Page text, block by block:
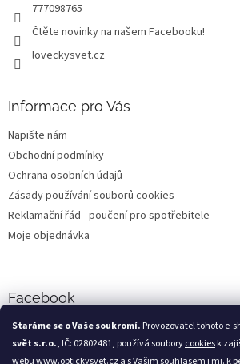
Staráme se o Vaše soukromí. Provozovatel tohoto e-
svět s.r.o., IČ: 02802481, používá souborycookiesk
webuwww.optickysvet.cza s Vašim souhlasem i mj. k
777098765
Čtěte novinky na našem Facebooku!
loveckysvet.cz
Informace pro Vás
Napište nám
Obchodní podmínky
Ochrana osobních údajů
Zásady používání souborů cookies
Reklamační řád - poučení pro spotřebitele
Moje objednávka
Facebook